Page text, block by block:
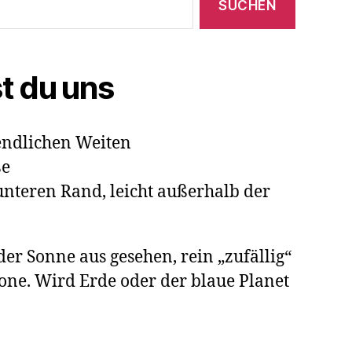
du uns
Weiten
Rand, leicht außerhalb der
Sonne aus gesehen, rein „zufällig“
Wird Erde oder der blaue Planet